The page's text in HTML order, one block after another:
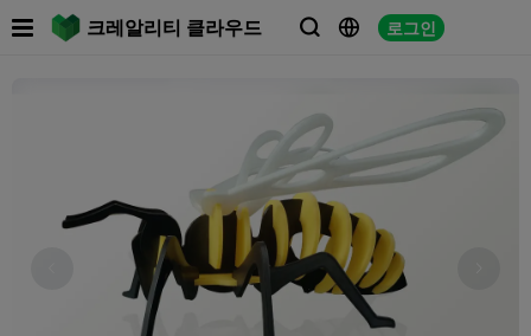
크레알리티 클라우드   로그인